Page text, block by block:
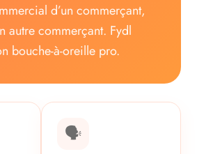
d’un commerçant,
autre commerçant. Fydl
bouche-à-oreille pro.
🗣️